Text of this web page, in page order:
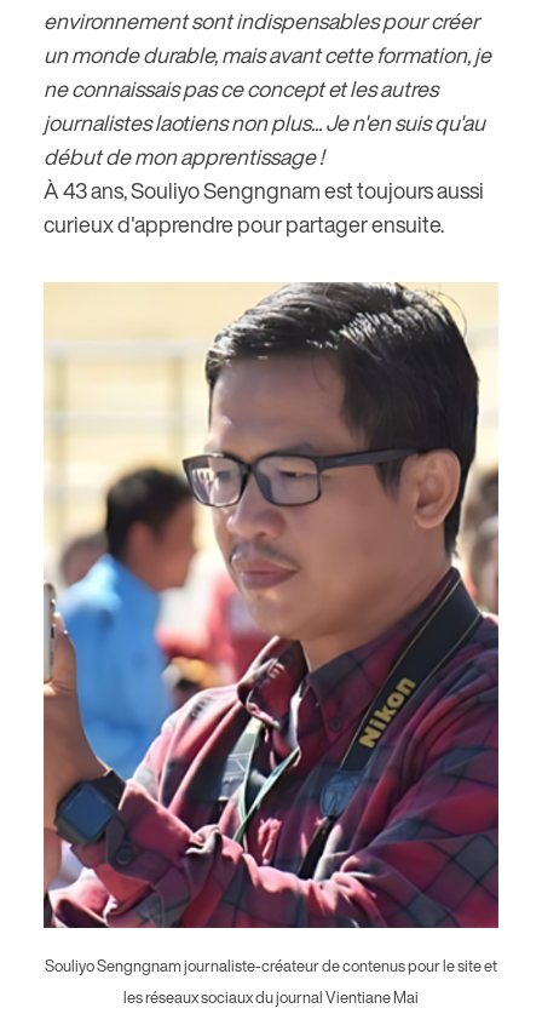
environnement sont indispensables pour créer
un monde durable, mais avant cette formation, je
ne connaissais pas ce concept et les autres
journalistes laotiens non plus... Je n'en suis qu'au
début de mon apprentissage !
À 43 ans, Souliyo Sengngnam est toujours aussi
curieux d'apprendre pour partager ensuite.
Souliyo Sengngnam journaliste-créateur de contenus pour le site et
les réseaux sociaux du journal Vientiane Mai